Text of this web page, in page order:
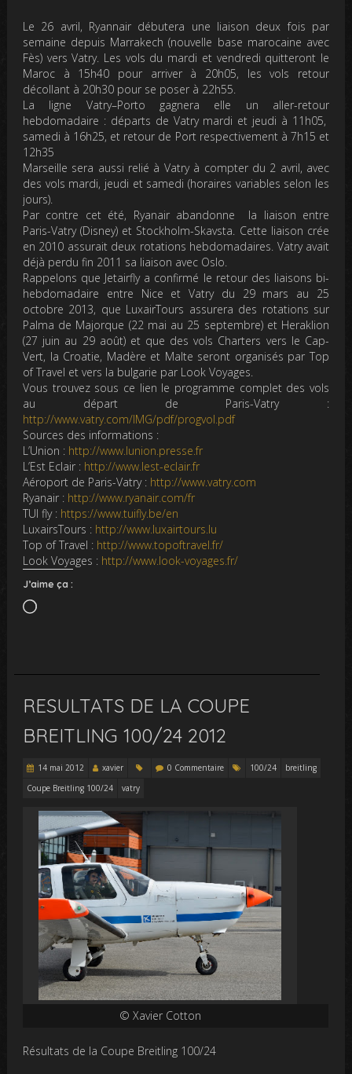
Le 26 avril, Ryannair débutera une liaison deux fois par
semaine depuis Marrakech (nouvelle base marocaine avec
Fès) vers Vatry. Les vols du mardi et vendredi quitteront le
Maroc à 15h40 pour arriver à 20h05, les vols retour
décollant à 20h30 pour se poser à 22h55.
La ligne Vatry–Porto gagnera elle un aller-retour
hebdomadaire : départs de Vatry mardi et jeudi à 11h05,
samedi à 16h25, et retour de Port respectivement à 7h15 et
12h35
Marseille sera aussi relié à Vatry à compter du 2 avril, avec
des vols mardi, jeudi et samedi (horaires variables selon les
jours).
Par contre cet été, Ryanair abandonne la liaison entre
Paris-Vatry (Disney) et Stockholm-Skavsta. Cette liaison crée
en 2010 assurait deux rotations hebdomadaires. Vatry avait
déjà perdu fin 2011 sa liaison avec Oslo.
Rappelons que Jetairfly a confirmé le retour des liaisons bi-
hebdomadaire entre Nice et Vatry du 29 mars au 25
octobre 2013, que LuxairTours assurera des rotations sur
Palma de Majorque (22 mai au 25 septembre) et Heraklion
(27 juin au 29 août) et que des vols Charters vers le Cap-
Vert, la Croatie, Madère et Malte seront organisés par Top
of Travel et vers la bulgarie par Look Voyages.
Vous trouvez sous ce lien le programme complet des vols
au départ de Paris-Vatry :
http://www.vatry.com/IMG/pdf/progvol.pdf
Sources des informations :
L’Union : http://www.lunion.presse.fr
L’Est Eclair : http://www.lest-eclair.fr
Aéroport de Paris-Vatry : http://www.vatry.com
Ryanair : http://www.ryanair.com/fr
TUI fly : https://www.tuifly.be/en
LuxairsTours : http://www.luxairtours.lu
Top of Travel : http://www.topoftravel.fr/
Look Voyages : http://www.look-voyages.fr/
J’aime ça :
Chargement…
RESULTATS DE LA COUPE
BREITLING 100/24 2012
14 mai 2012 xavier 0 Commentaire 100/24
breitling
Coupe Breitling 100/24
vatry
© Xavier Cotton
Résultats de la Coupe Breitling 100/24